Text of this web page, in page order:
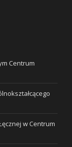
Centrum
w Centrum